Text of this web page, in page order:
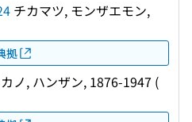
チカマツ, モンザエモン,
拠
ノ, ハンザン, 1876-1947 (